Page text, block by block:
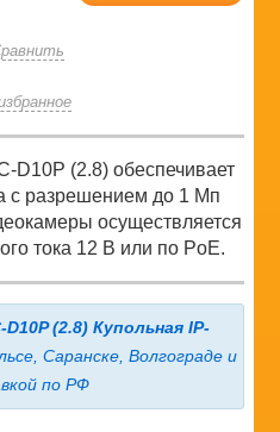
D10P (2.8) обеспечивает
с разрешением до 1 Мп
осуществляется
тока 12 В или по PoE.
D10P (2.8) Купольная IP-
Саранске, Волгограде и
по РФ